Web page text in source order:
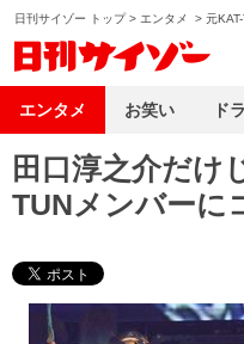
日刊サイゾー トップ> エンタメ > 元
田口淳之介だ
TUNメンバーに
エンタメ お笑い ド